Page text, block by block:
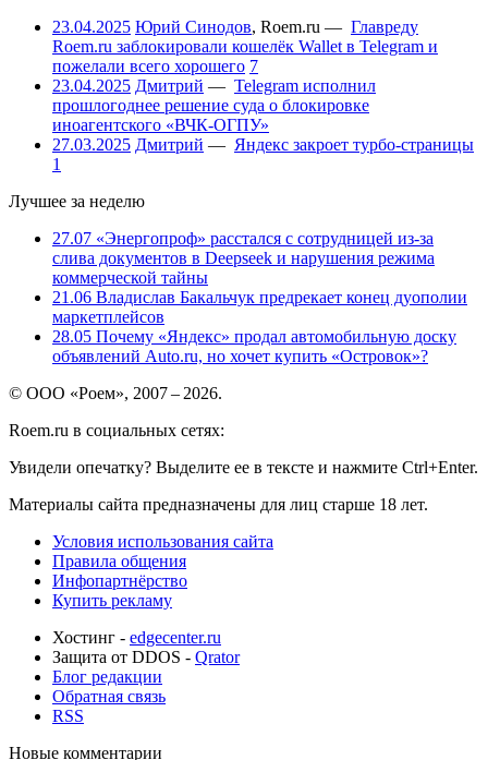
23.04.2025 Юрий Синодов, Roem.ru — Главреду
Roem.ru заблокировали кошелёк Wallet в Telegram и
пожелали всего хорошего 7
23.04.2025 Дмитрий — Telegram исполнил
прошлогоднее решение суда о блокировке
иноагентского «ВЧК-ОГПУ»
27.03.2025 Дмитрий — Яндекс закроет турбо-страницы
1
Лучшее за неделю
27.07 «Энергопроф» расстался с сотрудницей из-за
слива документов в Deepseek и нарушения режима
коммерческой тайны
21.06 Владислав Бакальчук предрекает конец дуополии
маркетплейсов
28.05 Почему «Яндекс» продал автомобильную доску
объявлений Auto.ru, но хочет купить «Островок»?
© ООО «Роем», 2007 – 2026.
Roem.ru в социальных сетях:
Увидели опечатку? Выделите ее в тексте и нажмите Ctrl+Enter.
Материалы сайта предназначены для лиц старше 18 лет.
Условия использования сайта
Правила общения
Инфопартнёрство
Купить рекламу
Хостинг - edgecenter.ru
Защита от DDOS - Qrator
Блог редакции
Обратная связь
RSS
Новые комментарии